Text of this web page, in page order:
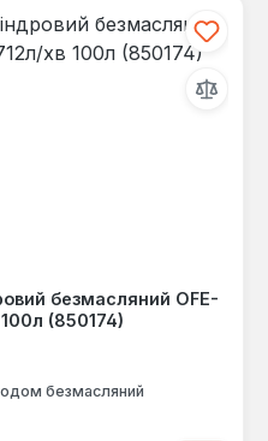
безмасляний OFE-
(850174)
безмасляний